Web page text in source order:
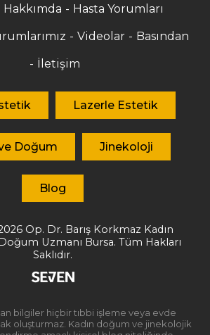
Hakkımda Hasta Yorumları
Videolar Basından
İletişim
Lazerle Estetik
Doğum Jinekoloji
Blog
Op. Dr. Barış Korkmaz Kadın
Uzmanı Bursa. Tüm Hakları
Saklıdır.
bilgiler hiçbir tıbbi işleme veya evde
oluşturmaz. Kadın doğum ve jinekolojik